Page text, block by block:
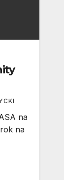
na
na